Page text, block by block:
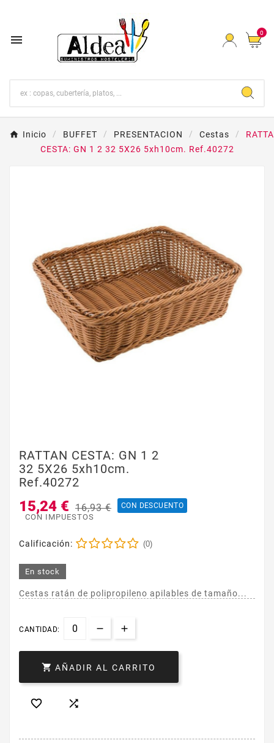
 0
Inicio BUFFET PRESENTACION Cestas
CESTA: GN 1 2 32 5X26 5xh10cm. Ref.40272
RATTAN CESTA: GN 1 2
32 5X26 5xh10cm.
Ref.40272
15,24 € 16,93 € CON DESCUENTO
CON IMPUESTOS
Calificación: (0)
En stock
Cestas ratán de polipropileno apilables de tamaño...
CANTIDAD:
 AÑADIR AL CARRITO
 